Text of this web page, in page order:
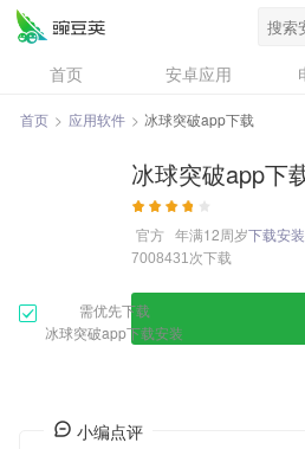
首页 安卓应用
资讯
专题
首页 > 应用软件 > 冰球突破app下载
冰球突破app下
官方 年满12周岁下载安装
7008431次下载
需优先下载
冰球突破app下载安装
小编点评